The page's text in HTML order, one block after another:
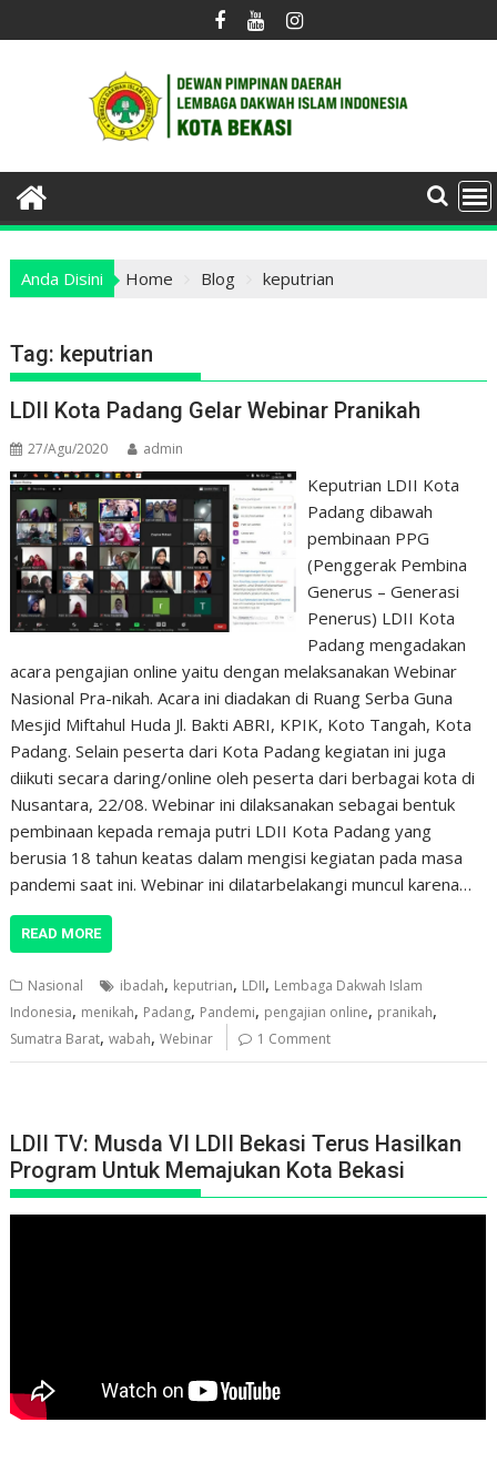
to
Anda Disini Home Blog keputrian
Tag: keputrian
LDII Kota Padang Gelar Webinar Pranikah
27/Agu/2020 admin
Keputrian LDII Kota
Padang dibawah
pembinaan PPG
(Penggerak Pembina
Generus – Generasi
Penerus) LDII Kota
Padang mengadakan
acara pengajian online yaitu dengan melaksanakan Webinar
Nasional Pra-nikah. Acara ini diadakan di Ruang Serba Guna
Mesjid Miftahul Huda Jl. Bakti ABRI, KPIK, Koto Tangah, Kota
Padang. Selain peserta dari Kota Padang kegiatan ini juga
diikuti secara daring/online oleh peserta dari berbagai kota di
Nusantara, 22/08. Webinar ini dilaksanakan sebagai bentuk
pembinaan kepada remaja putri LDII Kota Padang yang
berusia 18 tahun keatas dalam mengisi kegiatan pada masa
pandemi saat ini. Webinar ini dilatarbelakangi muncul karena…
READ MORE
Nasional ibadah, keputrian, LDII, Lembaga Dakwah Islam
Indonesia, menikah, Padang, Pandemi, pengajian online, pranikah,
Sumatra Barat,wabah,Webinar 1 Comment
LDII TV: Musda VI LDII Bekasi Terus Hasilkan
Program Untuk Memajukan Kota Bekasi